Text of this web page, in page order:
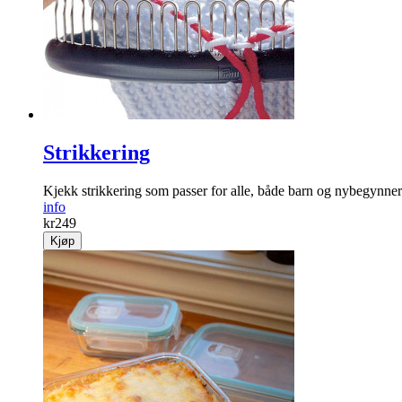
Strikkering
Kjekk strikkering som passer for alle, både barn og
info
kr249
Kjøp